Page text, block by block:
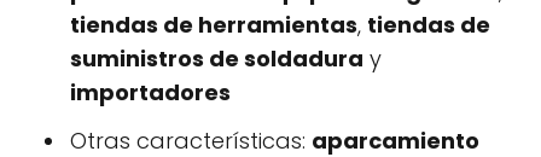
tiendas de herramientas, tiendas de
suministros de soldadura y
importadores
Otras características: aparcamiento